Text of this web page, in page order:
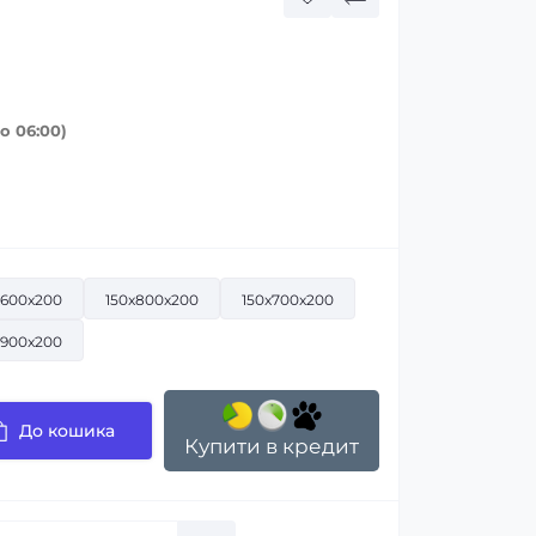
06:00)
150x800x200 150x700x200
До кошика
Купити в кредит